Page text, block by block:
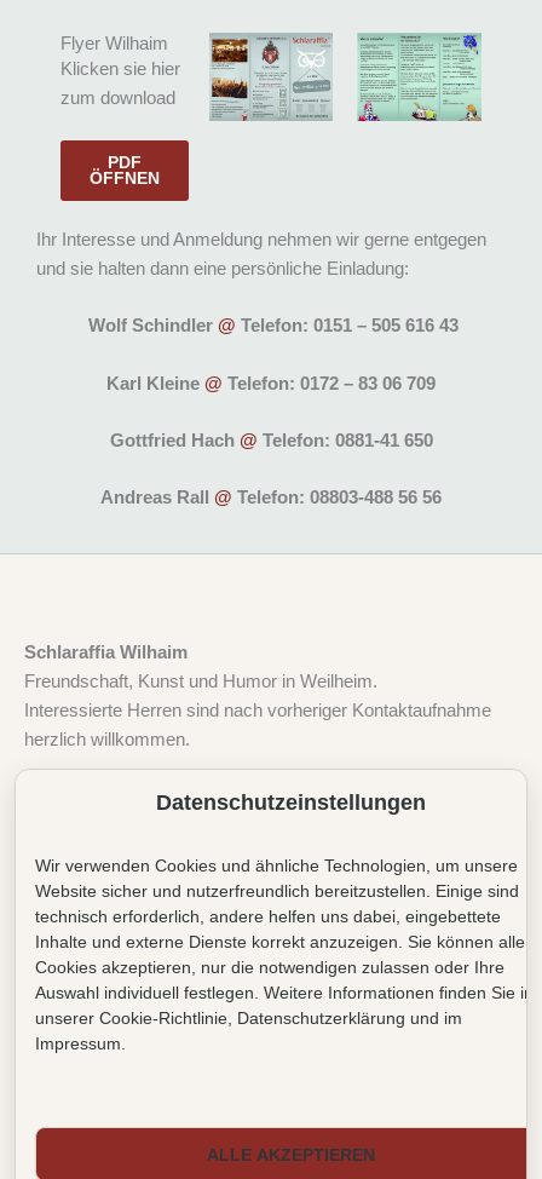
Datenschutzeinstellungen
Wir verwenden Cookies und ähnliche Technologien, um unsere
Website sicher und nutzerfreundlich bereitzustellen. Einige sind
technisch erforderlich, andere helfen uns dabei, eingebettete
Inhalte und externe Dienste korrekt anzuzeigen. Sie können alle
Cookies akzeptieren, nur die notwendigen zulassen oder Ihre
Auswahl individuell festlegen. Weitere Informationen finden Sie in
unserer Cookie-Richtlinie, Datenschutzerklärung und im
Impressum.
ALLE AKZEPTIEREN
Flyer Wilhaim
Klicken sie hier
zum download
PDF
ÖFFNEN
Ihr Interesse und Anmeldung nehmen wir gerne entgegen
und sie halten dann eine persönliche Einladung:
Wolf Schindler @ Telefon: 0151 – 505 616 43
Karl Kleine @ Telefon: 0172 – 83 06 709
Gottfried Hach @ Telefon: 0881-41 650
Andreas Rall @ Telefon: 08803-488 56 56
Schlaraffia Wilhaim
Freundschaft, Kunst und Humor in Weilheim.
Interessierte Herren sind nach vorheriger Kontaktaufnahme
herzlich willkommen.
Besuch & Kontakt
Winterung von Oktober bis April
Gastbesuche nach vorheriger Anmeldung
E-Mail:info@schlaraffia-wilhaim.de
Rechtliches
Cookie-Richtlinie (EU)